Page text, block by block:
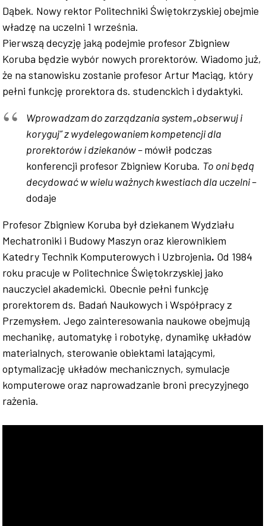
Dąbek. Nowy rektor Politechniki Świętokrzyskiej obejmie
władzę na uczelni 1 września.
Pierwszą decyzję jaką podejmie profesor Zbigniew
Koruba będzie wybór nowych prorektorów. Wiadomo już,
że na stanowisku zostanie profesor Artur Maciąg, który
pełni funkcję prorektora ds. studenckich i dydaktyki.
Wprowadzam do zarządzania system „obserwuj i
koryguj” z wydelegowaniem kompetencji dla
prorektorów i dziekanów –mówił podczas
konferencji profesor Zbigniew Koruba. To oni będą
decydować w wielu ważnych kwestiach dla uczelni –
dodaje
Profesor Zbigniew Koruba był dziekanem Wydziału
Mechatroniki i Budowy Maszyn oraz kierownikiem
Katedry Technik Komputerowych i Uzbrojenia. Od 1984
roku pracuje w Politechnice Świętokrzyskiej jako
nauczyciel akademicki. Obecnie pełni funkcję
prorektorem ds. Badań Naukowych i Współpracy z
Przemysłem. Jego zainteresowania naukowe obejmują
mechanikę, automatykę i robotykę, dynamikę układów
materialnych, sterowanie obiektami latającymi,
optymalizację układów mechanicznych, symulacje
komputerowe oraz naprowadzanie broni precyzyjnego
rażenia.
Kontakt